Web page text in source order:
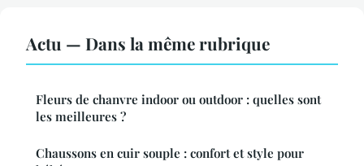
Actu — Dans la même rubrique
Fleurs de chanvre indoor ou outdoor : quelles sont
les meilleures ?
Chaussons en cuir souple : confort et style pour